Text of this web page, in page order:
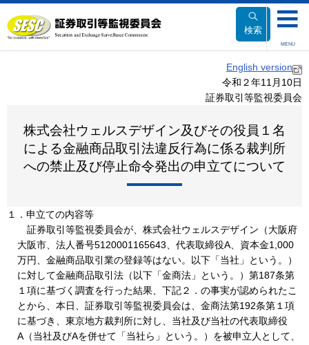
文
へ
検索
MENU
English version
令和２年11月10日
証券取引等監視委員会
株式会社ウェルスデザイン及びその役員１名
による金融商品取引法違反行為に係る裁判所
への禁止及び停止命令発出の申立てについて
１．申立ての内容等
証券取引等監視委員会が、株式会社ウェルスデザイン（大阪府
大阪市、法人番号5120001165643、代表取締役A、資本金1,000
万円、金融商品取引業の登録等はない。以下「当社」という。）
に対して金融商品取引法（以下「金商法」という。）第187条第
１項に基づく調査を行った結果、下記２．の事実が認められたこ
とから、本日、証券取引等監視委員会は、金商法第192条第１項
に基づき、東京地方裁判所に対し、当社及び当社の代表取締役
A（当社及びAを併せて「当社ら」という。）を被申立人として、